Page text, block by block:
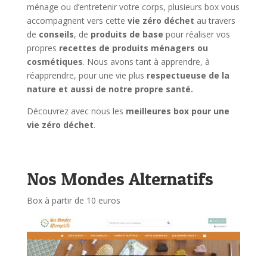
ménage ou d’entretenir votre corps, plusieurs box vous
accompagnent vers cette vie zéro déchet au travers
de conseils, de produits de base pour réaliser vos
propres recettes de produits ménagers ou
cosmétiques. Nous avons tant à apprendre, à
réapprendre, pour une vie plus respectueuse de la
nature et aussi de notre propre santé.
Découvrez avec nous les meilleures box pour une
vie zéro déchet.
Nos Mondes Alternatifs
Box à partir de 10 euros